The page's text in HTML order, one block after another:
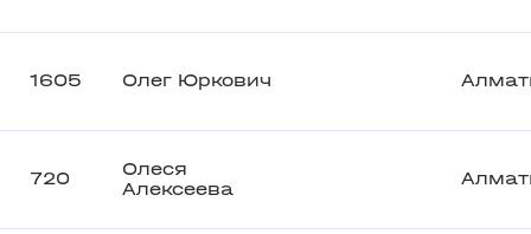
1605 Олег Юркович
720
Олеся
Алексеева